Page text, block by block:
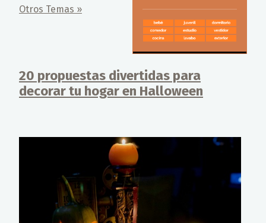
Otros Temas »
20 propuestas divertidas para
decorar tu hogar en Halloween